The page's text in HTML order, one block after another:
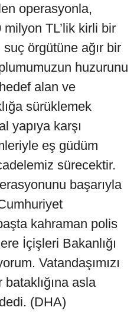
operasyonla,
TL’lik kirli bir
örgütüne ağır bir
huzurunu
alan ve
sürüklemek
yapıya karşı
eş güdüm
sürecektir.
başarıyla
kahraman polis
İçişleri Bakanlığı
Vatandaşımızı
asla
(DHA)